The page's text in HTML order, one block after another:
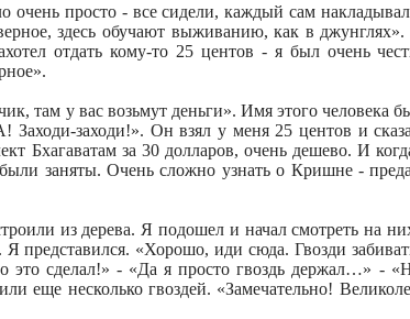
просто - все сидели, каждый сам
здесь обучают выживанию, как в джунглях».
отдать кому-то 25 центов - я был очень
там у вас возьмут деньги». Имя этого человека
заходи!». Он взял у меня 25 центов и
за 30 долларов, очень дешево. И
заняты. Очень сложно узнать о Кришне -
из дерева. Я подошел и начал смотреть на
«Хорошо, иди сюда. Гвозди
сделал!» - «Да я просто гвоздь держал…» -
еще несколько гвоздей. «Замечательно!